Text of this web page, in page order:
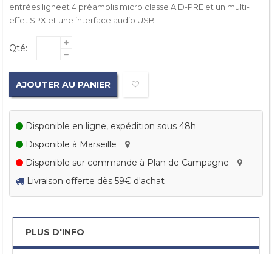
entrées ligneet 4 préamplis micro classe A D-PRE et un multi-
effet SPX et une interface audio USB
Qté:
AJOUTER AU PANIER
Disponible en ligne, expédition sous 48h
Disponible à Marseille
Disponible sur commande à Plan de Campagne
Livraison offerte dès 59€ d'achat
PLUS D'INFO